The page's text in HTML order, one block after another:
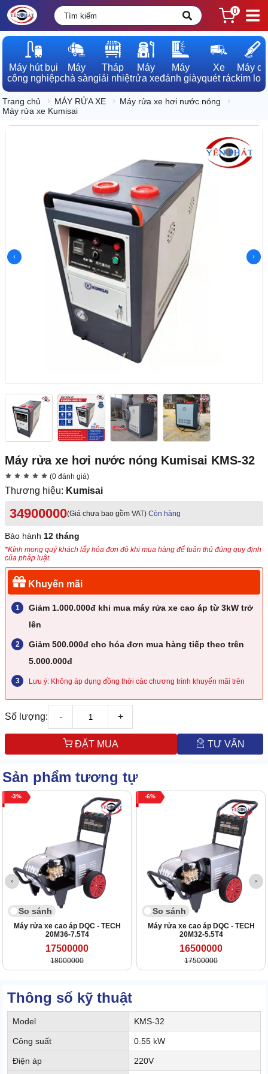
0
Máy hút bụi
công nghiệp
Máy
chà sàn
Tháp
giải nhiệt
Máy
rửa xe
Máy
đánh giày
Xe
quét rác
Máy dò
kim loại
Trang chủ MÁY RỬA XE
Máy rửa xe hơi nước nóng
Máy rửa xe Kumisai
Máy rửa xe hơi nước nóng Kumisai KMS-32
(0 đánh giá)
Thương hiệu: Kumisai
34900000(Giá chưa bao gồm VAT) Còn hàng
Bảo hành 12 tháng
*Kính mong quý khách lấy hóa đơn đỏ khi mua hàng để tuân thủ đúng quy định
của pháp luật.
Khuyến mãi
Giảm 1.000.000đ khi mua máy rửa xe cao áp từ 3kW trở
lên
Giảm 500.000đ cho hóa đơn mua hàng tiếp theo trên
5.000.000đ
Lưu ý: Không áp dụng đồng thời các chương trình khuyến mãi trên
Số lượng: - +
ĐẶT MUA TƯ VẤN
Sản phẩm tương tự
3
So sánh
Máy rửa xe cao áp DQC - TECH
20M36-7.5T4
17500000
18000000
6
So sánh
Máy rửa xe cao áp DQC - TECH
20M32-5.5T4
16500000
17500000
Thông số kỹ thuật
Model KMS-32
Công suất 0.55 kW
Điện áp 220V